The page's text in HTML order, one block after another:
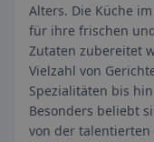
Alters. Die Küche im
für ihre frischen
Zutaten zubereitet
Vielzahl von
Spezialitäten bis
Besonders beliebt
von der talentierten